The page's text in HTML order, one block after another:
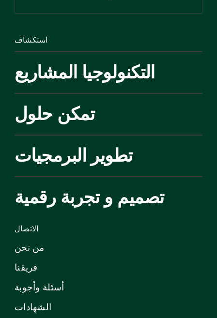
استكشاف
التكنولوجيا المشاريع
تمكن حلول
تطوير البرمجيات
تصميم و تجربة رقمية
الاتصال
من نحن
فريقنا
أسئلة وأجوبة
الشهادات